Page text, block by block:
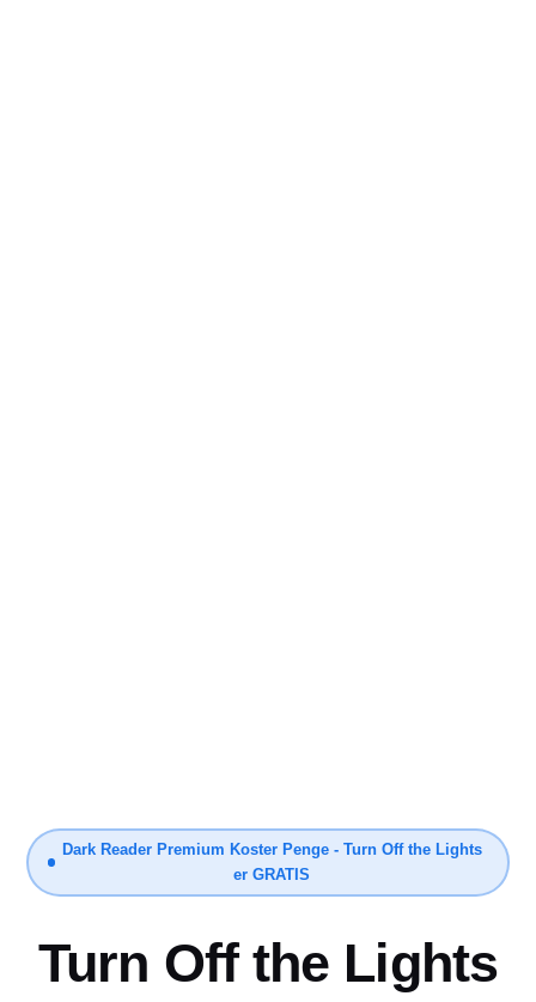
Dark Reader Premium Koster Penge - Turn Off the Lights
er GRATIS
Turn Off the Lights